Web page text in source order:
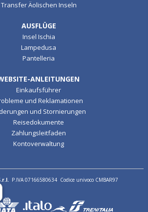
Transfer Äolischen Inseln
AUSFLÜGE
Insel Ischia
Lampedusa
Pantelleria
ANLEITUNGEN
Einkaufsführer
und Reklamationen
und Stornierungen
Reisedokumente
Zahlungsleitfaden
Kontoverwaltung
P.IVA 07166580634 Codice univoco CMBAR97